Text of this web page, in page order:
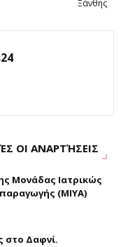
Ξάνθης
ΟΙ ΑΝΑΡΤΉΣΕΙΣ
Μονάδας Ιατρικώς
(ΜΙΥΑ)
στο Δαφνί.